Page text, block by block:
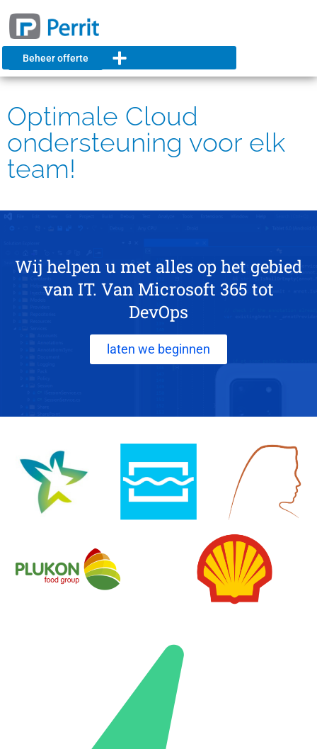
Beheer offerte
Optimale Cloud
ondersteuning voor elk
team!
Wij helpen u met alles op het gebied
van IT. Van Microsoft 365 tot
DevOps
laten we beginnen